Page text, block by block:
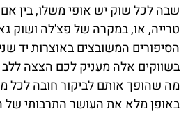
שבה לכל שוק יש אופי משלו, בין
טרייה, או, במקרה של פצ'לה ושוק
הסיפורים המשובצים באוצרות יד
בשווקים אלה מעניק לכם הצצה
מה שהופך אותם לביקור חובה לכל
באופן מלא את העושר התרבותי של